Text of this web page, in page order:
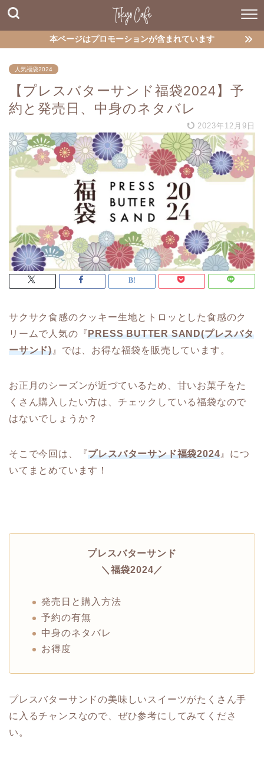
本ページはプロモーションが含まれています
人気福袋2024
【プレスバターサンド福袋2024】予
約と発売日、中身のネタバレ
2023年12月9日
サクサク食感のクッキー生地とトロッとした食感のク
リームで人気の『PRESS BUTTER SAND(プレスバタ
ーサンド) 』では、お得な福袋を販売しています。
お正月のシーズンが近づているため、甘いお菓子をた
くさん購入したい方は、チェックしている福袋なので
はないでしょうか？
そこで今回は、『プレスバターサンド福袋2024 』につ
いてまとめています！
プレスバターサンド
＼福袋2024／
発売日と購入方法
予約の有無
中身のネタバレ
お得度
プレスバターサンドの美味しいスイーツがたくさん手
に入るチャンスなので、ぜひ参考にしてみてくださ
い。